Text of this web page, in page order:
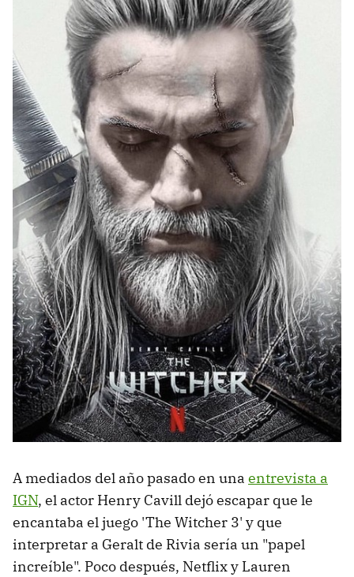
A mediados del año pasado en una entrevista a
IGN, el actor Henry Cavill dejó escapar que le
encantaba el juego 'The Witcher 3' y que
interpretar a Geralt de Rivia sería un "papel
increíble". Poco después, Netflix y Lauren